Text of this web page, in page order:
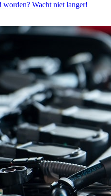
Wacht niet langer!